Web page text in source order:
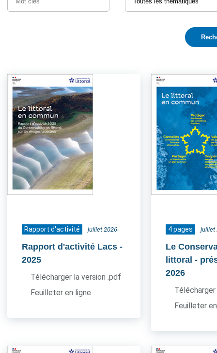
Rapport d'activité juillet 2026
Rapport d'activité Lacs -
2025
Télécharger la version .pdf
Feuilleter en ligne
4 pages juillet
Le
littoral -
2026
Feuilleter